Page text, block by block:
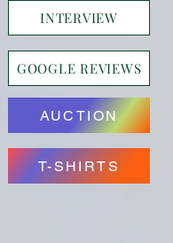
INTERVIEW
GOOGLE REVIEWS
AUCTION
T-SHIRTS